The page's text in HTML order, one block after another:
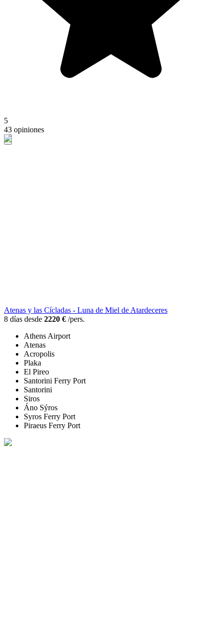
5
43 opiniones
Atenas y las Cícladas - Luna de Miel de Atardeceres
8 días desde 2220 € /pers.
Athens Airport
Atenas
Acropolis
Plaka
El Pireo
Santorini Ferry Port
Santorini
Siros
Áno Sýros
Syros Ferry Port
Piraeus Ferry Port